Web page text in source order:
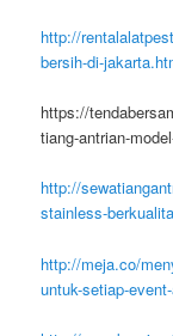
http://
bersih-di-
https://
tiang-antrian-
http://
stainless-
http://meja.co/
untuk-setiap-